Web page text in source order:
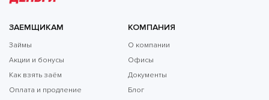
ЗАЕМЩИКАМ
Займы
Акции и бонусы
Как взять заём
Оплата и продление
КОМПАНИЯ
О компании
Офисы
Документы
Блог